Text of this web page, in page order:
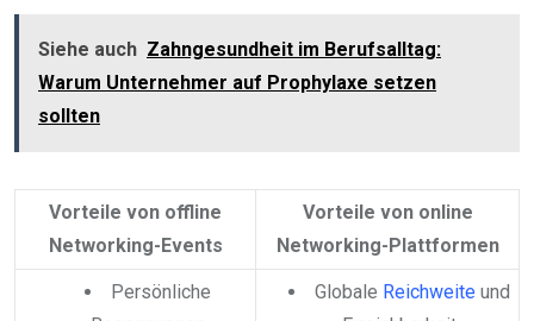
Siehe auch Zahngesundheit im Berufsalltag:
Warum Unternehmer auf Prophylaxe setzen
sollten
Vorteile von offline
Networking-Events
Vorteile von online
Networking-Plattformen
Persönliche
Globale Reichweite und